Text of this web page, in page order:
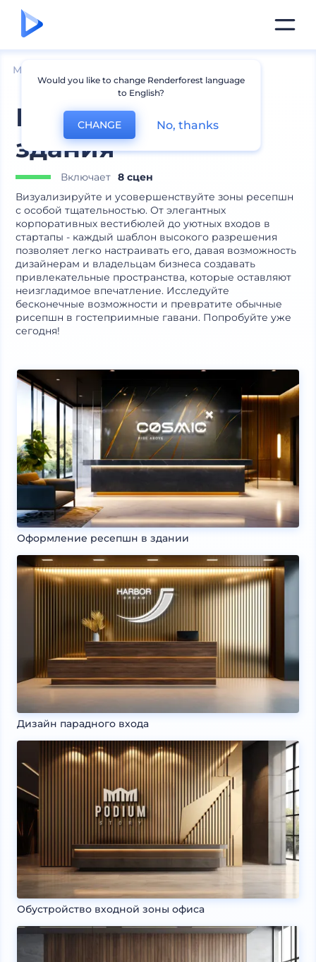
Мокапы
Мокапы ресепшн
здания
Включает 8 сцен
Визуализируйте и усовершенствуйте зоны ресепшн
с особой тщательностью. От элегантных
корпоративных вестибюлей до уютных входов в
стартапы - каждый шаблон высокого разрешения
позволяет легко настраивать его, давая возможность
дизайнерам и владельцам бизнеса создавать
привлекательные пространства, которые оставляют
неизгладимое впечатление. Исследуйте
бесконечные возможности и превратите обычные
рисепшн в гостеприимные гавани. Попробуйте уже
сегодня!
Оформление ресепшн в здании
Дизайн парадного входа
Обустройство входной зоны офиса
Would you like to change Renderforest language
to English?
CHANGE No, thanks